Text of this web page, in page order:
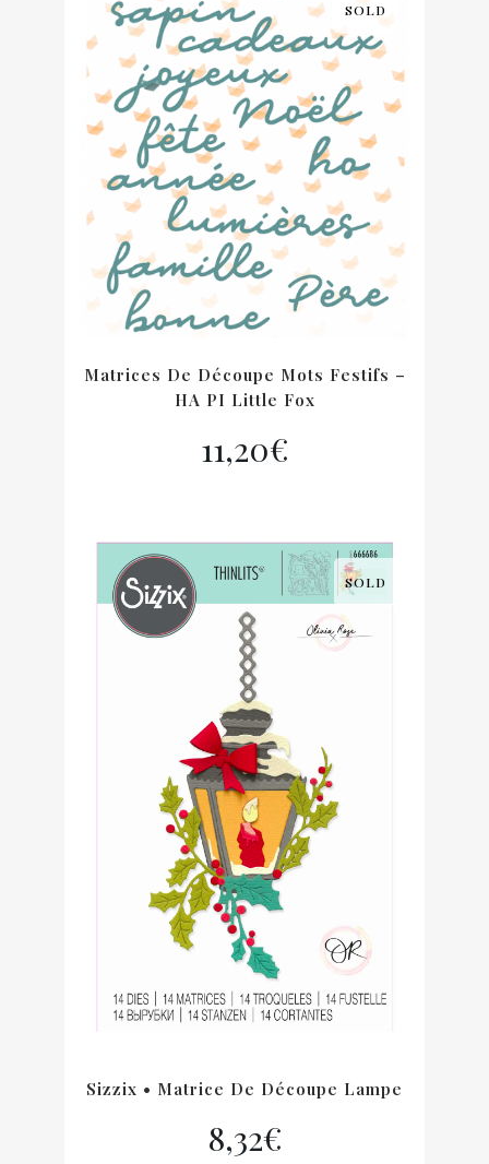
SOLD
Matrices De Découpe Mots Festifs –
HA PI Little Fox
11,20€
SOLD
Sizzix • Matrice De Découpe Lampe
8,32€